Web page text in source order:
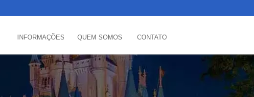
INFORMAÇÕES QUEM SOMOS CONTATO